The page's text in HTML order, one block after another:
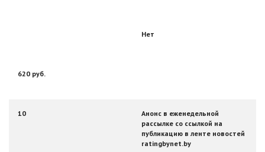
Нет
620 руб.
10
Анонс в еженедельной
рассылке со ссылкой на
публикацию в ленте новостей
ratingbynet.by